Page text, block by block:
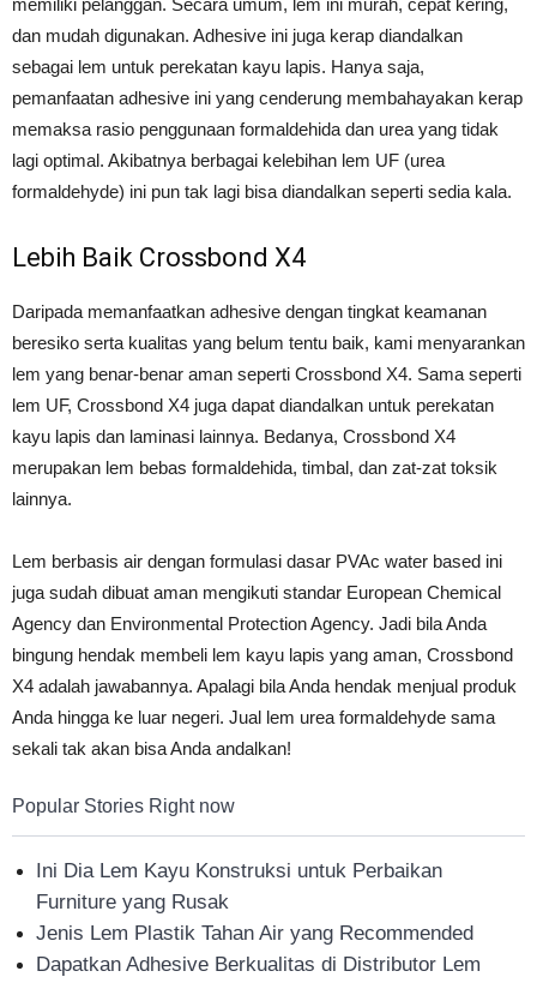
memiliki pelanggan. Secara umum, lem ini murah, cepat kering,
dan mudah digunakan. Adhesive ini juga kerap diandalkan
sebagai lem untuk perekatan kayu lapis. Hanya saja,
pemanfaatan adhesive ini yang cenderung membahayakan kerap
memaksa rasio penggunaan formaldehida dan urea yang tidak
lagi optimal. Akibatnya berbagai kelebihan lem UF (urea
formaldehyde) ini pun tak lagi bisa diandalkan seperti sedia kala.
Lebih Baik Crossbond X4
Daripada memanfaatkan adhesive dengan tingkat keamanan
beresiko serta kualitas yang belum tentu baik, kami menyarankan
lem yang benar-benar aman seperti Crossbond X4. Sama seperti
lem UF, Crossbond X4 juga dapat diandalkan untuk perekatan
kayu lapis dan laminasi lainnya. Bedanya, Crossbond X4
merupakan lem bebas formaldehida, timbal, dan zat-zat toksik
lainnya.
Lem berbasis air dengan formulasi dasar PVAc water based ini
juga sudah dibuat aman mengikuti standar European Chemical
Agency dan Environmental Protection Agency. Jadi bila Anda
bingung hendak membeli lem kayu lapis yang aman, Crossbond
X4 adalah jawabannya. Apalagi bila Anda hendak menjual produk
Anda hingga ke luar negeri. Jual lem urea formaldehyde sama
sekali tak akan bisa Anda andalkan!
Popular Stories Right now
Ini Dia Lem Kayu Konstruksi untuk Perbaikan
Furniture yang Rusak
Jenis Lem Plastik Tahan Air yang Recommended
Dapatkan Adhesive Berkualitas di Distributor Lem